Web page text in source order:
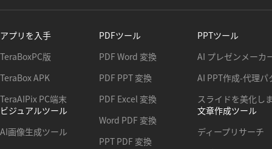
アプリを入手
TeraBoxPC版
TeraBox APK
TeraAIPix PC端末
ビジュアルツール
AI画像生成ツール
PDFツール
PDF Word 変換
PDF PPT 変換
PDF Excel 変換
Word PDF 変換
PPT PDF 変換
PPTツール
AI プレゼンメーカ
AI PPT作成-代理パ
スライドを美化し
文章作成ツール
ディープリサーチ